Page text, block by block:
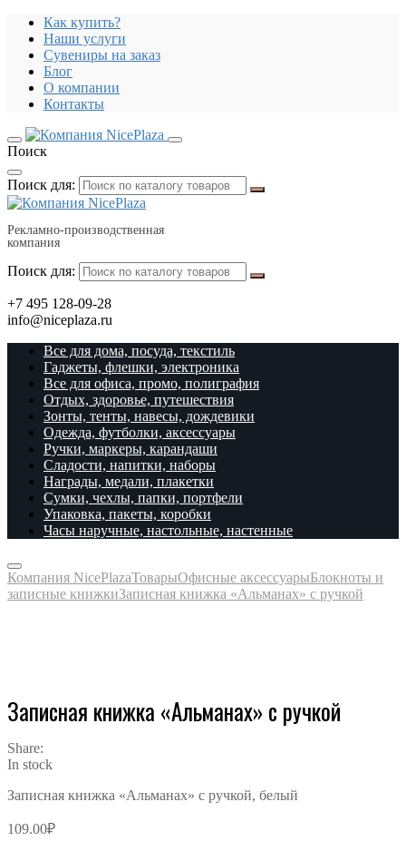
Как купить?
Наши услуги
Сувениры на заказ
Блог
О компании
Контакты
Поиск
Поиск для:
Рекламно-производственная
компания
Поиск для:
+7 495 128-09-28
info@niceplaza.ru
Все для дома, посуда, текстиль
Гаджеты, флешки, электроника
Все для офиса, промо, полиграфия
Отдых, здоровье, путешествия
Зонты, тенты, навесы, дождевики
Одежда, футболки, аксессуары
Ручки, маркеры, карандаши
Сладости, напитки, наборы
Награды, медали, плакетки
Сумки, чехлы, папки, портфели
Упаковка, пакеты, коробки
Часы наручные, настольные, настенные
Компания NicePlazaТоварыОфисные аксессуарыБлокноты и
записные книжкиЗаписная книжка «Альманах» с ручкой
Записная книжка «Альманах» с ручкой
Share:
In stock
Записная книжка «Альманах» с ручкой, белый
109.00₽